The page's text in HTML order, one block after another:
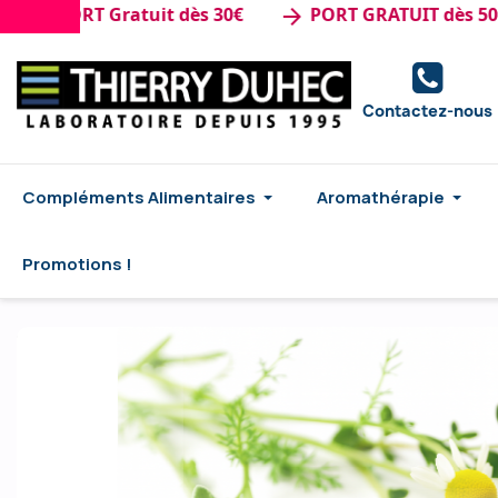
Gratuit dès 30€ arrow_forward PORT GRATUIT dès 50€
Contactez-nous
Compléments Alimentaires Aromathérapie
Promotions !